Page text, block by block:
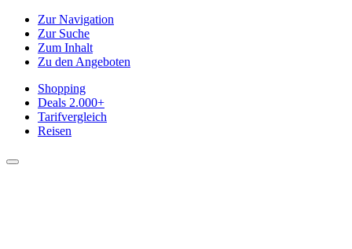
Zur Navigation
Zur Suche
Zum Inhalt
Zu den Angeboten
Shopping
Deals 2.000+
Tarifvergleich
Reisen